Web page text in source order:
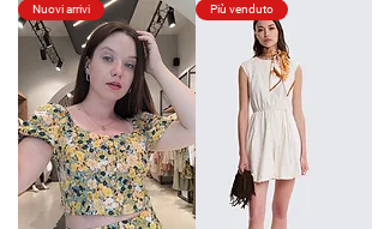
Nuovi arrivi Più venduto